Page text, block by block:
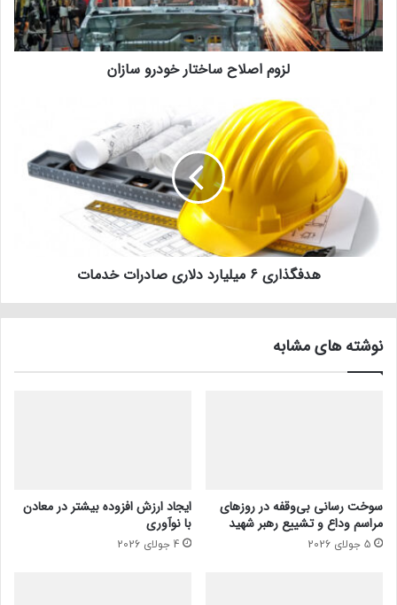
لزوم اصلاح ساختار خودرو سازان
هدفگذاری ۶ میلیارد دلاری صادرات خدمات
نوشته های مشابه
سوخت رسانی بی‌وقفه در روز‌های
مراسم وداع و تشییع رهبر شهید
5 جولای 2026
ایجاد ارزش افزوده بیشتر در معادن
با نوآوری
4 جولای 2026